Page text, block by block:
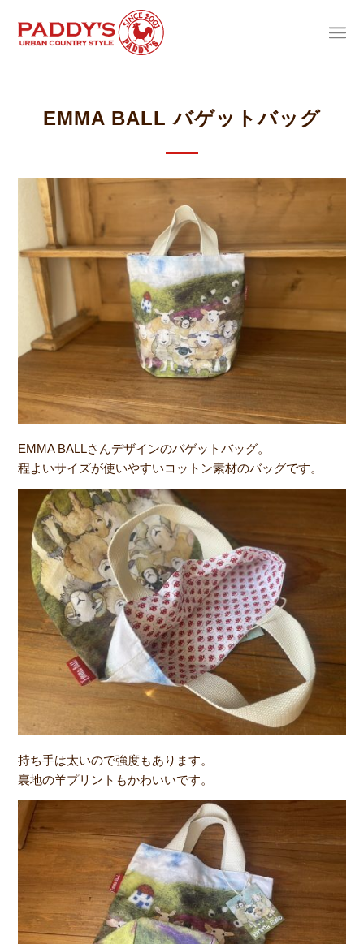
EMMA BALL バゲットバッグ
EMMA BALLさんデザインのバゲットバッグ。
程よいサイズが使いやすいコットン素材のバッグです。
持ち手は太いので強度もあります。
裏地の羊プリントもかわいいです。